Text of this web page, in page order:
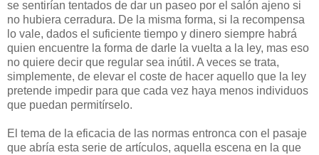
se sentirían tentados de dar un paseo por el salón ajeno si
no hubiera cerradura. De la misma forma, si la recompensa
lo vale, dados el suficiente tiempo y dinero siempre habrá
quien encuentre la forma de darle la vuelta a la ley, mas eso
no quiere decir que regular sea inútil. A veces se trata,
simplemente, de elevar el coste de hacer aquello que la ley
pretende impedir para que cada vez haya menos individuos
que puedan permitírselo.
El tema de la eficacia de las normas entronca con el pasaje
que abría esta serie de artículos, aquella escena en la que